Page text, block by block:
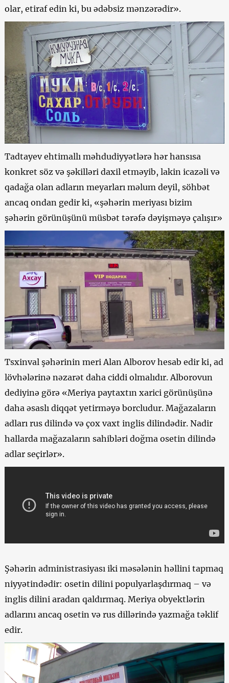
olar, etiraf edin ki, bu ədəbsiz mənzərədir».
Tadtayev ehtimallı məhdudiyyətlərə hər hansısa
konkret söz və şəkilləri daxil etməyib, lakin icazəli və
qadağa olan adların meyarları məlum deyil, söhbət
ancaq ondan gedir ki, «şəhərin meriyası bizim
şəhərin görünüşünü müsbət tərəfə dəyişməyə çalışır»
Tsxinval şəhərinin meri Alan Alborov hesab edir ki, ad
lövhələrinə nəzarət daha ciddi olmalıdır. Alborovun
dediyinə görə «Meriya paytaxtın xarici görünüşünə
daha əsaslı diqqət yetirməyə borcludur. Mağazaların
adları rus dilində və çox vaxt inglis dilindədir. Nadir
hallarda mağazaların sahibləri doğma osetin dilində
adlar seçirlər».
Şəhərin administrasiyası iki məsələnin həllini tapmaq
niyyətindədir: osetin dilini populyarlaşdırmaq – və
inglis dilini aradan qaldırmaq. Meriya obyektlərin
adlarını ancaq osetin və rus dillərində yazmağa təklif
edir.